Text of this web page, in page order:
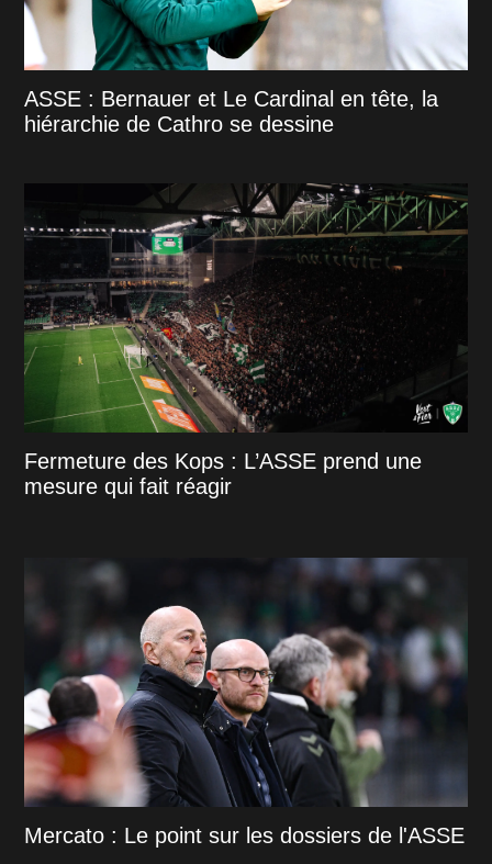
ASSE : Bernauer et Le Cardinal en tête, la
hiérarchie de Cathro se dessine
Fermeture des Kops : L’ASSE prend une
mesure qui fait réagir
Mercato : Le point sur les dossiers de l'ASSE